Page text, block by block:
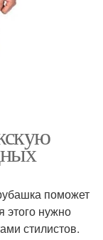
поможет
этого нужно
стилистов.